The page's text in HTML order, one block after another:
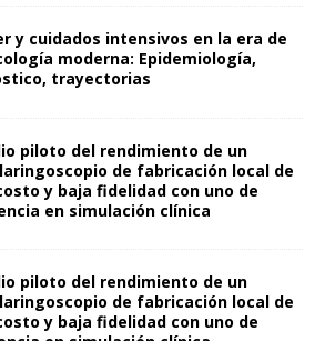
y cuidados intensivos en la era de
moderna: Epidemiología,
trayectorias
piloto del rendimiento de un
de fabricación local de
y baja fidelidad con uno de
en simulación clínica
piloto del rendimiento de un
de fabricación local de
y baja fidelidad con uno de